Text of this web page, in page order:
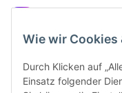
Wie wir Cookies
Durch Klicken auf
Einsatz folgender